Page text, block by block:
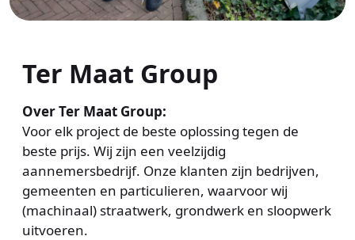
Ter Maat Group
Over Ter Maat Group:
Voor elk project de beste oplossing tegen de
beste prijs. Wij zijn een veelzijdig
aannemersbedrijf. Onze klanten zijn bedrijven,
gemeenten en particulieren, waarvoor wij
(machinaal) straatwerk, grondwerk en sloopwerk
uitvoeren.